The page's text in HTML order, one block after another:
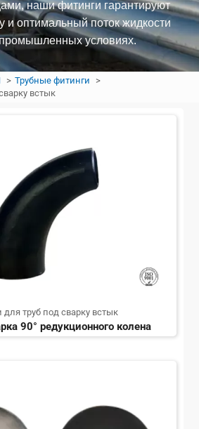
наши фитинги гарантируют
и оптимальный поток жидкости
условиях.
Трубные фитинги
встык
для труб под сварку встык
90° редукционного колена